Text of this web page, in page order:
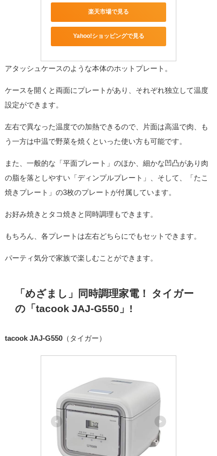
楽天市場で見る
Yahoo!ショッピングで見る
アタッシュケースのような本体のホットプレート。
ケースを開くと両面にプレートがあり、それぞれ独立して温度
設定ができます。
左右で異なった温度での加熱できるので、片面は高温で肉、も
う一方は中温で野菜を焼くといった使い方も可能です。
また、一般的な「平面プレート」のほか、細かな凹凸があり肉
の脂を落としやすい「ディンプルプレート」、そして、「たこ
焼きプレート」の3枚のプレートが付属しています。
お好み焼きとタコ焼きと同時調理もできます。
もちろん、各プレートは左右どちらにでもセットできます。
パーティ気分で家族で楽しむことができます。
「めざまし」同時調理家電！ タイガー
の「tacook JAJ-G550」!
tacook JAJ-G550 （タイガー）